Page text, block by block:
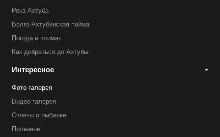
Река Ахтуба
Волго-Ахтубинская пойма
Погода и климат
Как добраться до Ахтубы
Интересное
Фото галерея
Видео галерея
Отчеты о рыбалке
Полезное